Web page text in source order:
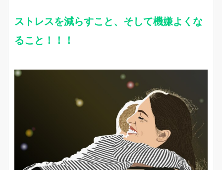
ストレスを減らすこと、そして機嫌よくな
ること！！！